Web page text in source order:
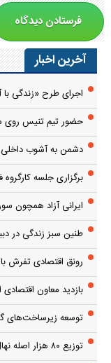
آخرین اخبار
اجرای طرح «زندگی با
حضور تیم تنیس روی
دشمن به آشوب
برگزاری جلسه
ایرانی آزاد همچون
طنین سبز زندگی در
رونق اقتصادی تفرش
بازدید معاون
توسعه زیرساخت‌های
توزیع ۸۰ هزار اصله نهال در تفرش